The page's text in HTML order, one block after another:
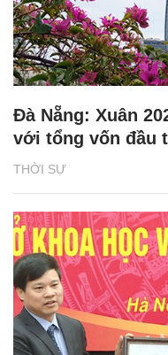
THỜI SỰ
Đà Nẵng: Xuân
với tổng vốn đầu